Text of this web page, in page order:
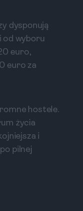
dysponują
od wyboru
euro,
euro za
hostele.
życia
i
pilnej